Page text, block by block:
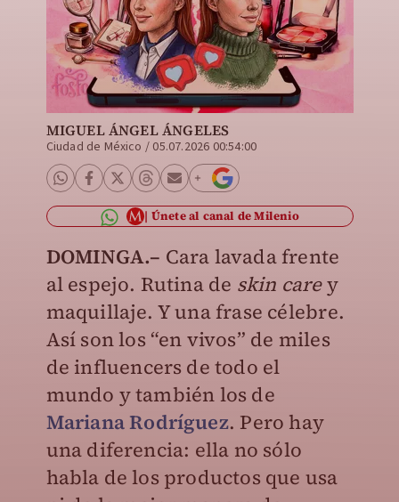
MIGUEL ÁNGEL ÁNGELES
Ciudad de México / 05.07.2026 00:54:00
Únete al canal de Milenio
DOMINGA.– Cara lavada frente
al espejo. Rutina de skin carey
maquillaje. Y una frase célebre.
Así son los “en vivos” de miles
de influencers de todo el
mundo y también los de
Mariana Rodríguez. Pero hay
una diferencia: ella no sólo
habla de los productos que usa